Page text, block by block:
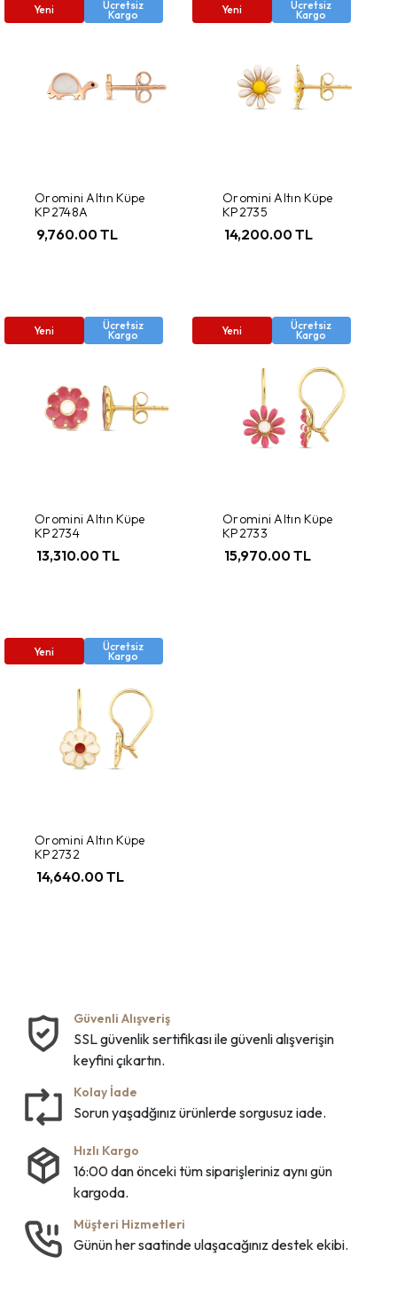
Yeni Ücretsiz
Kargo
Oromini Altın Küpe
KP2748A
9,760.00 TL
Yeni Ücretsiz
Kargo
Oromini Altın Küpe
KP2735
14,200.00 TL
Yeni Ücretsiz
Kargo
Oromini Altın Küpe
KP2734
13,310.00 TL
Yeni Ücretsiz
Kargo
Oromini Altın Küpe
KP2733
15,970.00 TL
Yeni Ücretsiz
Kargo
Oromini Altın Küpe
KP2732
14,640.00 TL
Güvenli Alışveriş
SSL güvenlik sertifikası ile güvenli alışverişin
keyfini çıkartın.
Kolay İade
Sorun yaşadğınız ürünlerde sorgusuz iade.
Hızlı Kargo
16:00 dan önceki tüm siparişleriniz aynı gün
kargoda.
Müşteri Hizmetleri
Günün her saatinde ulaşacağınız destek ekibi.